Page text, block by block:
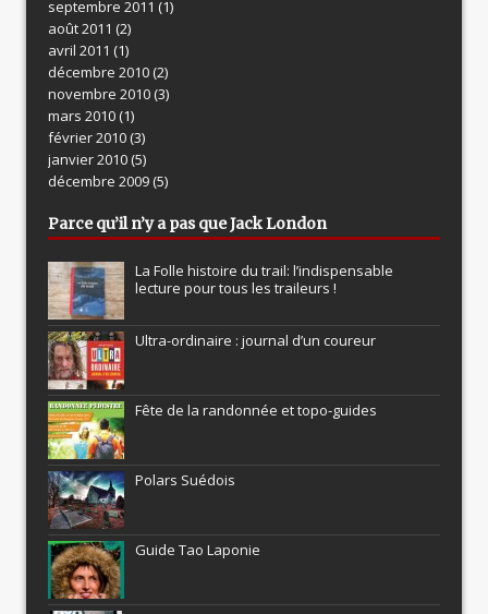
septembre 2011 (1)
août 2011 (2)
avril 2011 (1)
décembre 2010(2)
novembre 2010(3)
mars 2010(1)
février 2010(3)
janvier 2010(5)
décembre 2009(5)
Parce qu’il n’y a pas que Jack London
La Folle histoire du trail: l’indispensable
lecture pour tous les traileurs !
Ultra-ordinaire : journal d’un coureur
Fête de la randonnée et topo-guides
Polars Suédois
Guide Tao Laponie